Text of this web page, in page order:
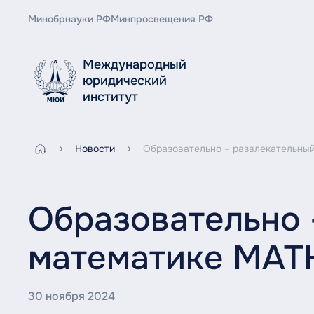
Минобрнауки РФМинпросвещения РФ
Международный
юридический
институт
Новости Образовательно –
математике
30 ноября 2024